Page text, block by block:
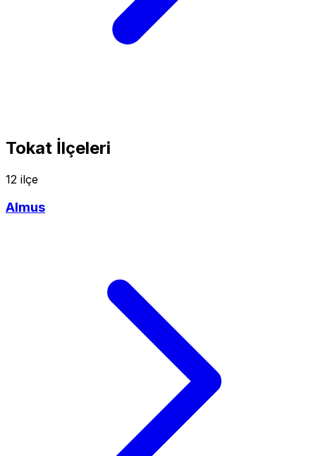
Tokat İlçeleri
12 ilçe
Almus